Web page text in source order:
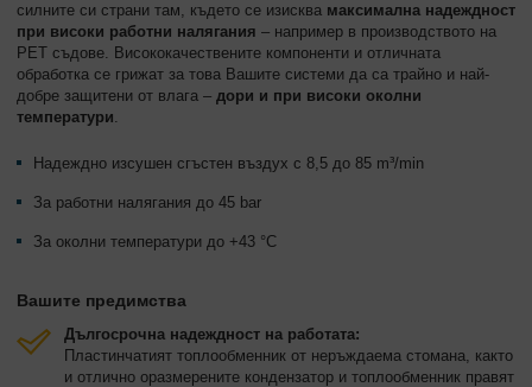
силните си страни там, където се изисква максимална надеждност
при високи работни налягания – например в производството на
PET съдове. Висококачествените компоненти и отличната
обработка се грижат за това Вашите системи да са трайно и най-
добре защитени от влага – дори и при високи околни
температури.
Надеждно изсушен сгъстен въздух с 8,5 до 85 m³/min
За работни налягания до 45 bar
За околни температури до +43 °C
Вашите предимства
Дългосрочна надеждност на работата:
Пластинчатият топлообменник от неръждаема стомана, както
и отлично оразмерените кондензатор и топлообменник правят